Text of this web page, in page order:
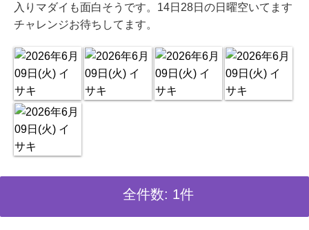
入りマダイも面白そうです。14日28日の日曜空いてます
チャレンジお待ちしてます。
全件数: 1件